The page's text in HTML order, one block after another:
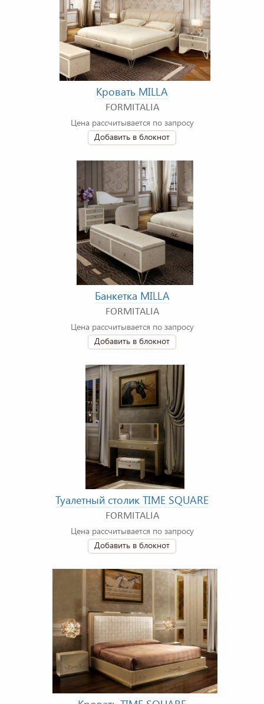
Кровать MILLA
FORMITALIA
Цена рассчитывается по запросу
Добавить в блокнот
Банкетка MILLA
FORMITALIA
Цена рассчитывается по запросу
Добавить в блокнот
Туалетный столик TIME SQUARE
FORMITALIA
Цена рассчитывается по запросу
Добавить в блокнот